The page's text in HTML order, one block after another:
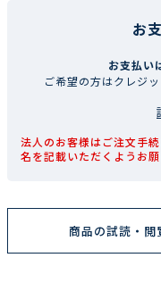
お
お支払い
ご希望の方はクレジ
法人のお客様はご注文手
名を記載いただくようお
商品の試読・閲